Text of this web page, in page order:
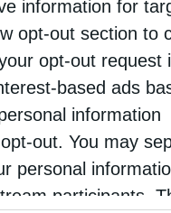
information for
opt-out section to
opt-out request
based ads
information
out. You may
personal
participants.
κατά της
κατάρρευση